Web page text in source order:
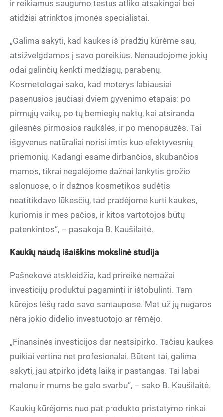
ir reikiamus saugumo testus atliko atsakingai bei
atidžiai atrinktos įmonės specialistai.
„Galima sakyti, kad kaukes iš pradžių kūrėme sau,
atsižvelgdamos į savo poreikius. Nenaudojome jokių
odai galinčių kenkti medžiagų, parabenų.
Kosmetologai sako, kad moterys labiausiai
pasenusios jaučiasi dviem gyvenimo etapais: po
pirmųjų vaikų, po tų bemiegių naktų, kai atsiranda
gilesnės pirmosios raukšlės, ir po menopauzės. Tai
išgyvenus natūraliai norisi imtis kuo efektyvesnių
priemonių. Kadangi esame dirbančios, skubančios
mamos, tikrai negalėjome dažnai lankytis grožio
salonuose, o ir dažnos kosmetikos sudėtis
neatitikdavo lūkesčių, tad pradėjome kurti kaukes,
kuriomis ir mes pačios, ir kitos vartotojos būtų
patenkintos“, – pasakoja B. Kaušilaitė.
Kaukių naudą išaiškins mokslinė studija
Pašnekovė atskleidžia, kad prireikė nemažai
investicijų produktui pagaminti ir ištobulinti. Tam
kūrėjos lėšų rado savo santaupose. Mat už jų nugaros
nėra jokio didelio investuotojo ar rėmėjo.
„Finansinės investicijos dar neatsipirko. Tačiau kaukes
puikiai vertina net profesionalai. Būtent tai, galima
sakyti, jau atpirko įdėtą laiką ir pastangas. Tai labai
malonu ir mums be galo svarbu“, – sako B. Kaušilaitė.
Kaukių kūrėjoms nuo pat produkto pristatymo rinkai